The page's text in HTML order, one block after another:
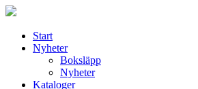
Start
Nyheter
Boksläpp
Nyheter
Kataloger